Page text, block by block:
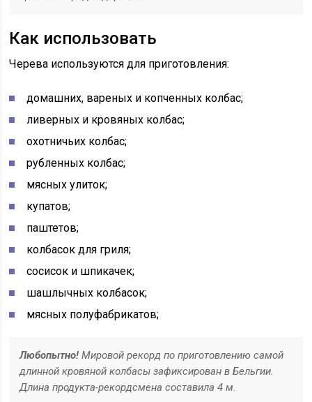
Как использовать
Черева используются для приготовления:
домашних, вареных и копченных колбас;
ливерных и кровяных колбас;
охотничьих колбас;
рубленных колбас;
мясных улиток;
купатов;
паштетов;
колбасок для гриля;
сосисок и шпикачек;
шашлычных колбасок;
мясных полуфабрикатов;
Любопытно! Мировой рекорд по приготовлению самой
длинной кровяной колбасы зафиксирован в Бельгии.
Длина продукта-рекордсмена составила 4 м.